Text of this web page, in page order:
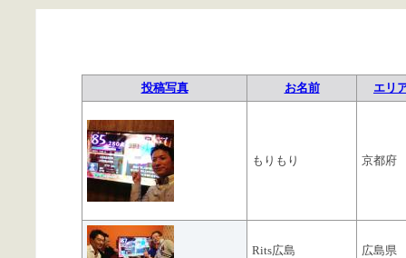
投稿写真 お名前 エリ
もりもり 京都府
Rits広島 広島県